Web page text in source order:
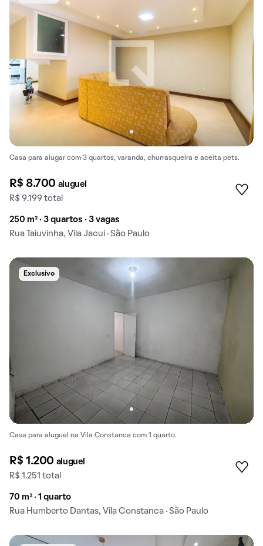
Casa para alugar com 3 quartos, varanda, churrasqueira e aceita pets.
R$ 8.700 aluguel
R$ 9.199 total
250 m² · 3 quartos · 3 vagas
Rua Taiuvinha, Vila Jacuí · São Paulo
Exclusivo
Casa para aluguel na Vila Constanca com 1 quarto.
R$ 1.200 aluguel
R$ 1.251 total
70 m² · 1 quarto
Rua Humberto Dantas, Vila Constanca · São Paulo